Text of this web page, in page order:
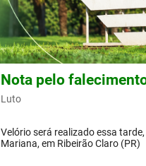
Nota pelo
Luto
Velório será realizado essa
Mariana, em Ribeirão Claro (PR)